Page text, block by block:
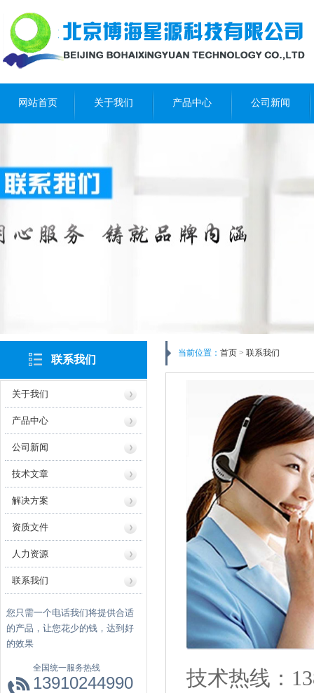
网站首页 关于我们 产品中心 公司新闻
联系我们
关于我们
产品中心
公司新闻
技术文章
解决方案
资质文件
人力资源
联系我们
您只需一个电话我们将提供合适
的产品，让您花少的钱，达到好
的效果
全国统一服务热线
13910244990
当前位置： 首页 > 联系我们
技术热线：